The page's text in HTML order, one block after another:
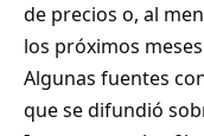
de precios o, al
los próximos
Algunas fuentes
que se difundió